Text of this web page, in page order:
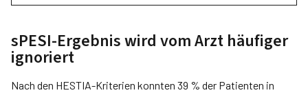
sPESI-Ergebnis wird vom Arzt häufiger
ignoriert
Nach den HESTIA-Kriterien konnten 39 % der Patienten in